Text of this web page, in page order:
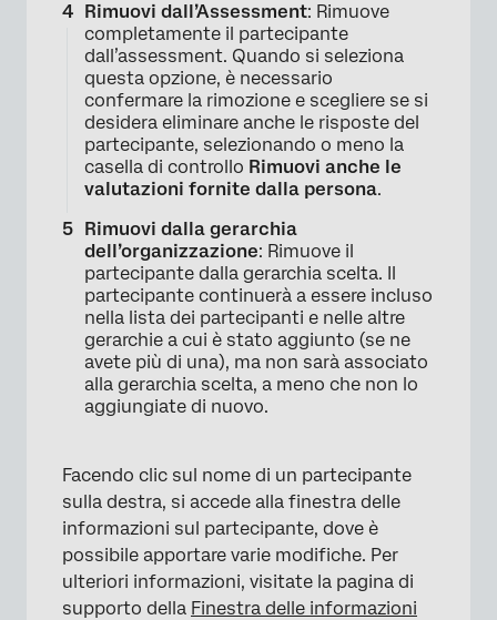
×
Rimuovi dall’Assessment: Rimuove
completamente il partecipante
dall’assessment. Quando si seleziona
questa opzione, è necessario
confermare la rimozione e scegliere se si
desidera eliminare anche le risposte del
partecipante, selezionando o meno la
casella di controllo Rimuovi anche le
valutazioni fornite dalla persona.
Rimuovi dalla gerarchia
dell’organizzazione: Rimuove il
partecipante dalla gerarchia scelta. Il
partecipante continuerà a essere incluso
nella lista dei partecipanti e nelle altre
gerarchie a cui è stato aggiunto (se ne
avete più di una), ma non sarà associato
alla gerarchia scelta, a meno che non lo
aggiungiate di nuovo.
Facendo clic sul nome di un partecipante
sulla destra, si accede alla finestra delle
informazioni sul partecipante, dove è
possibile apportare varie modifiche. Per
ulteriori informazioni, visitate la pagina di
supporto della Finestra delle informazioni